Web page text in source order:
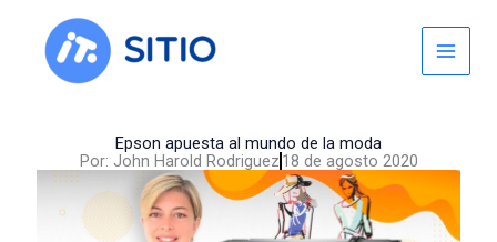
content
Epson apuesta al mundo de la moda
Por: John Harold Rodriguez 18 de agosto 2020